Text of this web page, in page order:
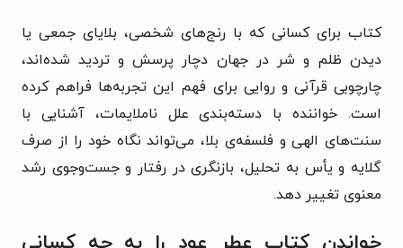
کتاب برای کسانی که با رنج‌های شخصی، بلایای جمعی یا
دیدن ظلم و شر در جهان دچار پرسش و تردید شده‌اند،
چارچوبی قرآنی و روایی برای فهم این تجربه‌ها فراهم کرده
است. خواننده با دسته‌بندی علل ناملایمات، آشنایی با
سنت‌های الهی و فلسفه‌ی بلا، می‌تواند نگاه خود را از صرف
گلایه و یأس به تحلیل، بازنگری در رفتار و جست‌وجوی رشد
معنوی تغییر دهد.